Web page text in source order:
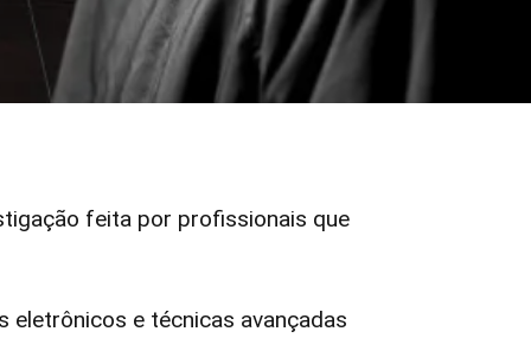
feita por profissionais que
e técnicas avançadas